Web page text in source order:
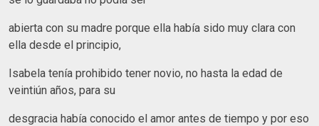
abierta con su madre porque ella había sido muy clara con
ella desde el principio,
Isabela tenía prohibido tener novio, no hasta la edad de
veintiún años, para su
desgracia había conocido el amor antes de tiempo y por eso